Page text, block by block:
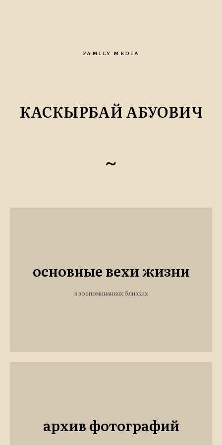
FAMILY MEDIA
КАСКЫРБАЙ АБУОВИЧ
~
основные вехи жизни
в воспоминаниях близких
архив фотографий